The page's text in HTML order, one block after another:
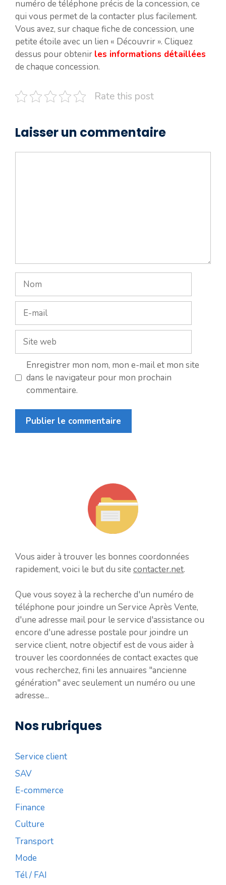
numéro de téléphone précis de la concession, ce
qui vous permet de la contacter plus facilement.
Vous avez, sur chaque fiche de concession, une
petite étoile avec un lien « Découvrir ». Cliquez
dessus pour obtenir les informations détaillées
de chaque concession.
Rate this post
Laisser un commentaire
Nom
mail
Site
web
Enregistrer mon nom, mon e-mail et mon site
dans le navigateur pour mon prochain
commentaire.
Vous aider à trouver les bonnes coordonnées
rapidement, voici le but du site contacter.net.
Que vous soyez à la recherche d'un numéro de
téléphone pour joindre un Service Après Vente,
d'une adresse mail pour le service d'assistance ou
encore d'une adresse postale pour joindre un
service client, notre objectif est de vous aider à
trouver les coordonnées de contact exactes que
vous recherchez, fini les annuaires "ancienne
génération" avec seulement un numéro ou une
adresse...
Nos rubriques
Service client
SAV
E-commerce
Finance
Culture
Transport
Mode
Tél / FAI